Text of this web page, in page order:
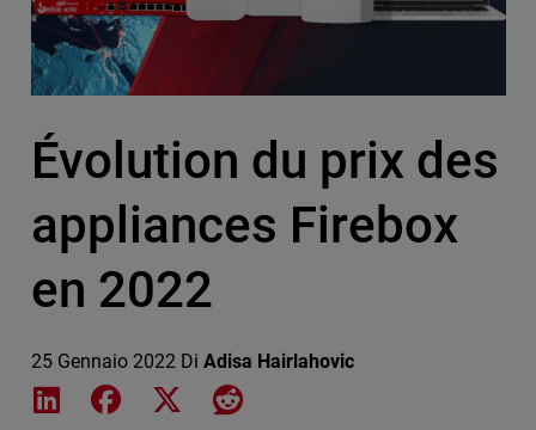
Évolution du prix des
appliances Firebox
en 2022
25 Gennaio 2022 Di Adisa Hairlahovic
Share on LinkedIn
Share on Facebook
Share on XShare on Reddit